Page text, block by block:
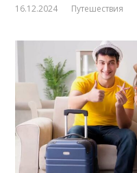
16.12.2024 Путешествия